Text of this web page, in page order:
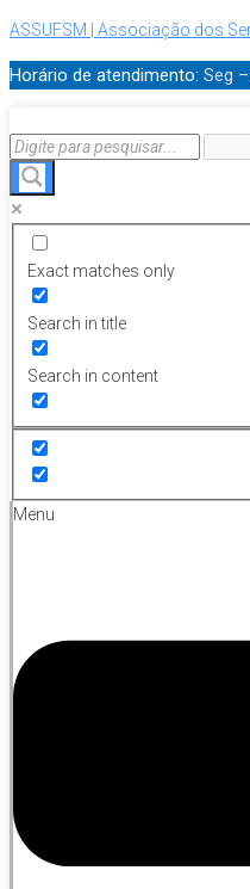
ASSUFSM | Associação dos
Horário de atendimento: Seg
Exact matches only
Search in title
Search in content
Menu